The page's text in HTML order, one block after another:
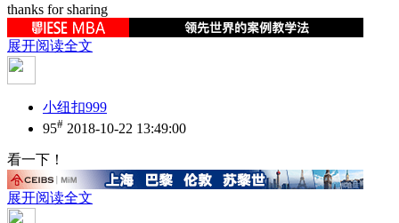
thanks for sharing
展开阅读全文
小纽扣999
95# 2018-10-22 13:49:00
看一下！
展开阅读全文